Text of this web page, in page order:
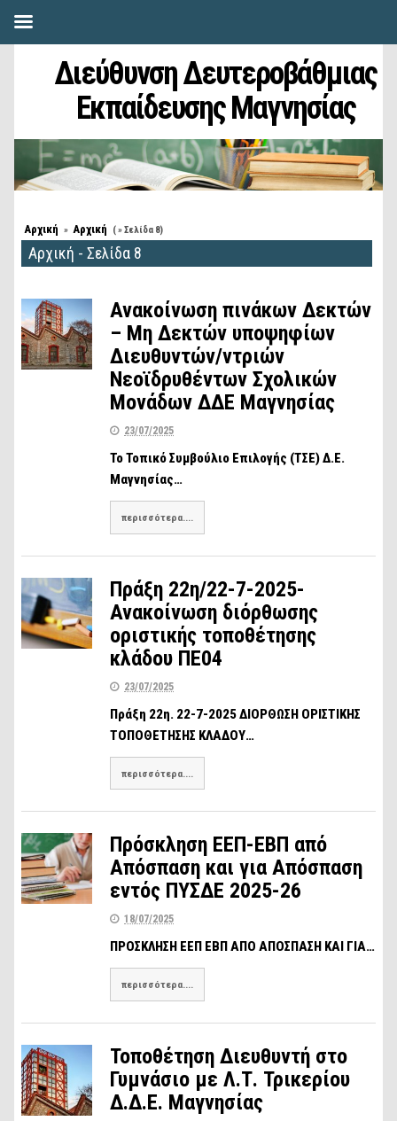
Διεύθυνση Δευτεροβάθμιας
Εκπαίδευσης Μαγνησίας
Αρχική » Αρχική ( » Σελίδα 8)
Αρχική - Σελίδα 8
Ανακοίνωση πινάκων Δεκτών
– Μη Δεκτών υποψηφίων
Διευθυντών/ντριών
Νεοϊδρυθέντων Σχολικών
Μονάδων ΔΔΕ Μαγνησίας
23/07/2025
Το Τοπικό Συμβούλιο Επιλογής (ΤΣΕ) Δ.Ε.
Μαγνησίας…
περισσότερα....
Πράξη 22η/22-7-2025-
Ανακοίνωση διόρθωσης
οριστικής τοποθέτησης
κλάδου ΠΕ04
23/07/2025
Πράξη 22η. 22-7-2025 ΔΙΟΡΘΩΣΗ ΟΡΙΣΤΙΚΗΣ
ΤΟΠΟΘΕΤΗΣΗΣ ΚΛΑΔΟΥ…
περισσότερα....
Πρόσκληση ΕΕΠ-ΕΒΠ από
Απόσπαση και για Απόσπαση
εντός ΠΥΣΔΕ 2025-26
18/07/2025
ΠΡΟΣΚΛΗΣΗ ΕΕΠ ΕΒΠ ΑΠΟ ΑΠΟΣΠΑΣΗ ΚΑΙ ΓΙΑ…
περισσότερα....
Τοποθέτηση Διευθυντή στο
Γυμνάσιο με Λ.Τ. Τρικερίου
Δ.Δ.Ε. Μαγνησίας